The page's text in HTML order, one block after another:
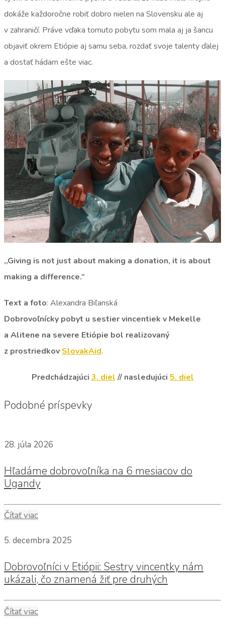
dokáže každoročne robiť dobro nielen na Slovensku ale aj
v zahraničí. Práve vďaka tomuto pobytu som mala aj ja šancu
objaviť okrem Etiópie aj samu seba, rozdať svoje talenty ďalej
a dostať hádam ešte viac.
,,Giving is not just about making a donation, it is about
making a difference.“
Text a foto: Alexandra Biľanská
Dobrovoľnícky pobyt u sestier vincentiek v Mekelle
a Alitene na severe Etiópie bol realizovaný
z prostriedkov SlovakAid.
Predchádzajúci 3. diel // nasledujúci 5. diel
Podobné príspevky
28. júla 2026
Hľadáme dobrovoľníka na 6 mesiacov do
Ugandy
Čítať viac
5. decembra 2025
Dobrovoľníci v Etiópii: Sestry vincentky nám
ukázali, čo znamená žiť pre druhých
Čítať viac